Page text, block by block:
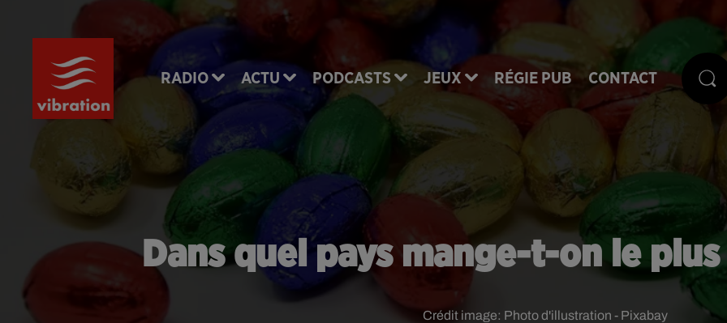
RADIO ACTU PODCASTS JEUX RÉGIE PUB CONTACT
Dans quel pays mange-t-on le
Crédit image: Photo d'illustration - Pixabay